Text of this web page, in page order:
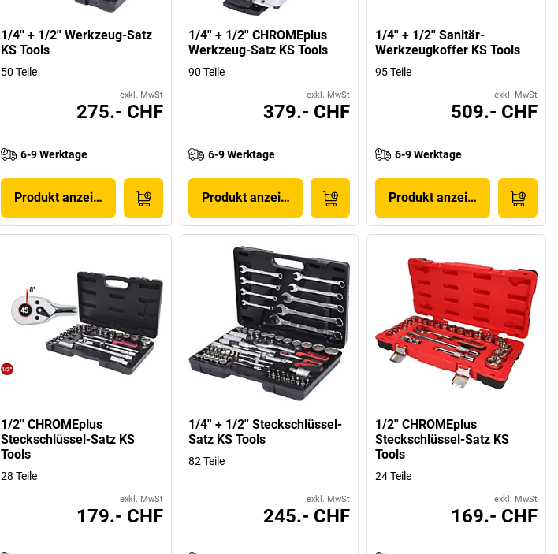
1/4'' + 1/2'' Werkzeug-Satz
KS Tools
50 Teile
exkl. MwSt
275.- CHF
6-9 Werktage
Produkt anzeigen
1/4'' + 1/2'' CHROMEplus
Werkzeug-Satz KS Tools
90 Teile
exkl. MwSt
379.- CHF
6-9 Werktage
Produkt anzeigen
1/4'' + 1/2'' Sanitär-
Werkzeugkoffer KS Tools
95 Teile
exkl. MwSt
509.- CHF
6-9 Werktage
Produkt anzeigen
1/2'' CHROMEplus
Steckschlüssel-Satz KS
Tools
28 Teile
exkl. MwSt
179.- CHF
1/4'' + 1/2'' Steckschlüssel-
Satz KS Tools
82 Teile
exkl. MwSt
245.- CHF
1/2'' CHROMEplus
Steckschlüssel-Satz KS
Tools
24 Teile
exkl. MwSt
169.- CHF